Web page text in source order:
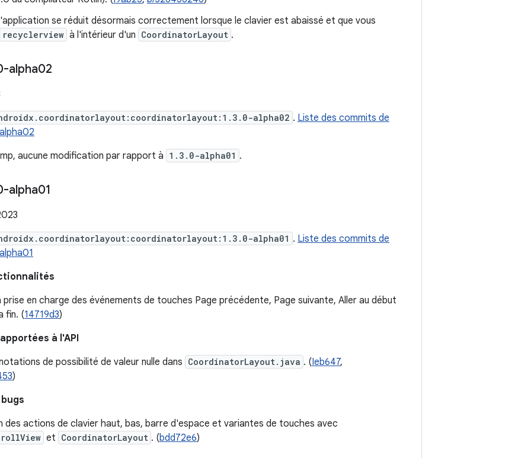
se réduit désormais correctement lorsque le clavier est abaissé et que vous
recyclerview à l'intérieur d'un CoordinatorLayout .
alpha02
alpha02 . Liste des commits de
aucune modification par rapport à 1.3.0-alpha01 .
alpha01
alpha01 . Liste des commits de
prise en charge des événements de touches Page précédente, Page suivante, Aller au début
fin. (14719d3)
à l'API
de possibilité de valeur nulle dans CoordinatorLayout.java . (Ieb647,
)
des actions de clavier haut, bas, barre d'espace et variantes de touches avec
et CoordinatorLayout . (bdd72e6)